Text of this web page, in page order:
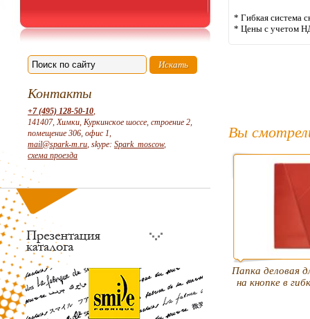
Контакты
+7 (495) 128-50-10,
141407, Химки, Куркинское шоссе, строение 2,
помещение 306, офис 1,
mail@spark-m.ru, skype: Spark_moscow,
схема проезда
* Гибкая система
* Цены с учетом
Вы
Папка деловая
на кнопке в